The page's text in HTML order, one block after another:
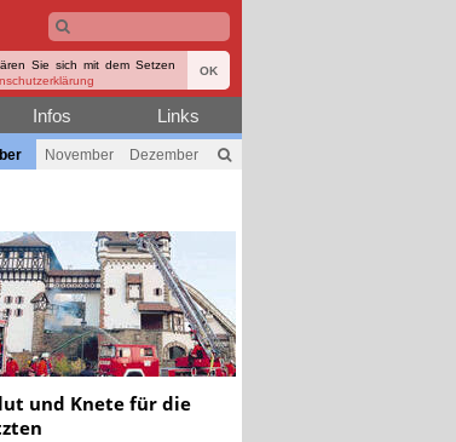
Sie sich mit dem Setzen
OK
Infos Links
November Dezember
und Knete für die